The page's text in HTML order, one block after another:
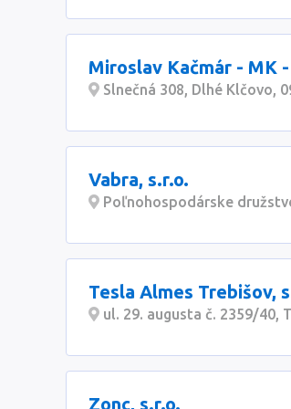
Miroslav Kačmár - MK
Slnečná 308, Dlhé Klčovo,
Vabra, s.r.o.
Poľnohospodárske
Tesla Almes Trebišov,
ul. 29. augusta č. 2359/40,
Zonc, s.r.o.